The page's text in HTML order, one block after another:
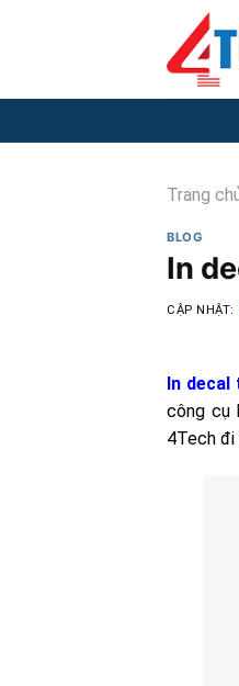
Trang
BLOG
In
CẬP NHẬT:
In decal
công cụ
4Tech đi